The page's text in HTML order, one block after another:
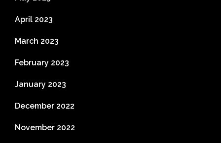
April 2023
March 2023
February 2023
January 2023
December 2022
November 2022